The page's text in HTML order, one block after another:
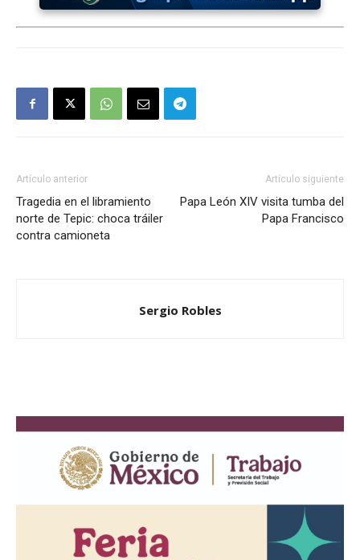
Artículo anterior
Tragedia en el libramiento
norte de Tepic: choca tráiler
contra camioneta
Artículo siguiente
Papa León XIV visita tumba del
Papa Francisco
Sergio Robles